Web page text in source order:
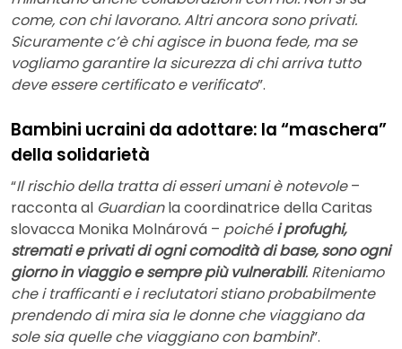
come, con chi lavorano. Altri ancora sono privati.
Sicuramente c’è chi agisce in buona fede, ma se
vogliamo garantire la sicurezza di chi arriva tutto
deve essere certificato e verificato”.
Bambini ucraini da adottare: la “maschera”
della solidarietà
“Il rischio della tratta di esseri umani è notevole–
racconta al Guardianla coordinatrice della Caritas
slovacca Monika Molnárová – poichéi profughi,
stremati e privati ​​di ogni comodità di base, sono ogni
giorno in viaggio e sempre più vulnerabili. Riteniamo
che i trafficanti e i reclutatori stiano probabilmente
prendendo di mira sia le donne che viaggiano da
sole sia quelle che viaggiano con bambini”.